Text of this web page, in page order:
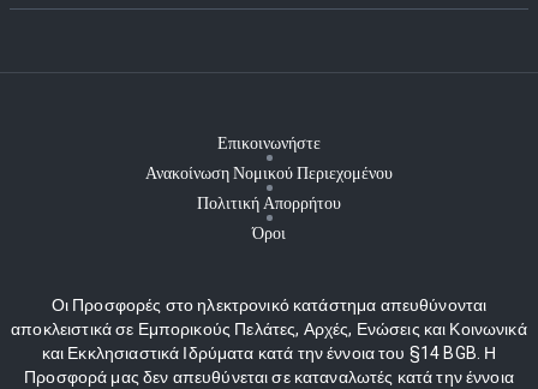
Επικοινωνήστε
Ανακοίνωση Νομικού Περιεχομένου
Πολιτική Απορρήτου
Όροι
Οι Προσφορές στο ηλεκτρονικό κατάστημα απευθύνονται
αποκλειστικά σε Εμπορικούς Πελάτες, Αρχές, Ενώσεις και Κοινωνικά
και Εκκλησιαστικά Ιδρύματα κατά την έννοια του §14 BGB. Η
Προσφορά μας δεν απευθύνεται σε καταναλωτές κατά την έννοια